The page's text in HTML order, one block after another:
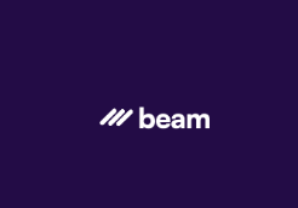
Datenbank, Speicher & Rag
Integrationen